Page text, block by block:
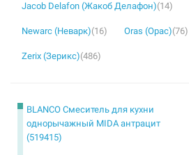
Jacob Delafon (Жакоб Делафон)(14)
Newarc (Неварк)(16) Oras (Орас)(76)
Zerix (Зерикс)(486)
BLANCO Смеситель для кухни
однорычажный MIDA антрацит
(519415)